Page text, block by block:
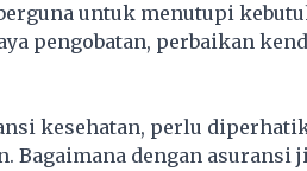
untuk menutupi
pengobatan, perbaikan
kesehatan, perlu
Bagaimana dengan asuransi